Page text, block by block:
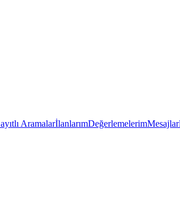
AramalarİlanlarımDeğerlemelerimMesajlar